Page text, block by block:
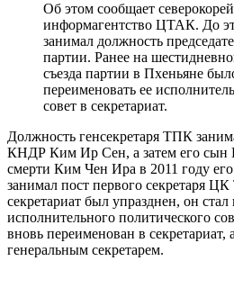
Об этом сообщает
информагентство ЦТАК. До
занимал должность
партии. Ранее на
съезда партии в Пхеньяне
переименовать ее
совет в секретариат.
Должность генсекретаря ТПК
КНДР Ким Ир Сен, а затем его
смерти Ким Чен Ира в 2011 году
занимал пост первого секретаря
секретариат был упразднен, он стал
исполнительного политического
вновь переименован в
генеральным секретарем.